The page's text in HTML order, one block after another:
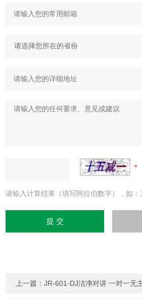
请输入计算结果（填写阿拉伯数字），如：
上一篇：JR-601-DJ洁净对讲 一对一无